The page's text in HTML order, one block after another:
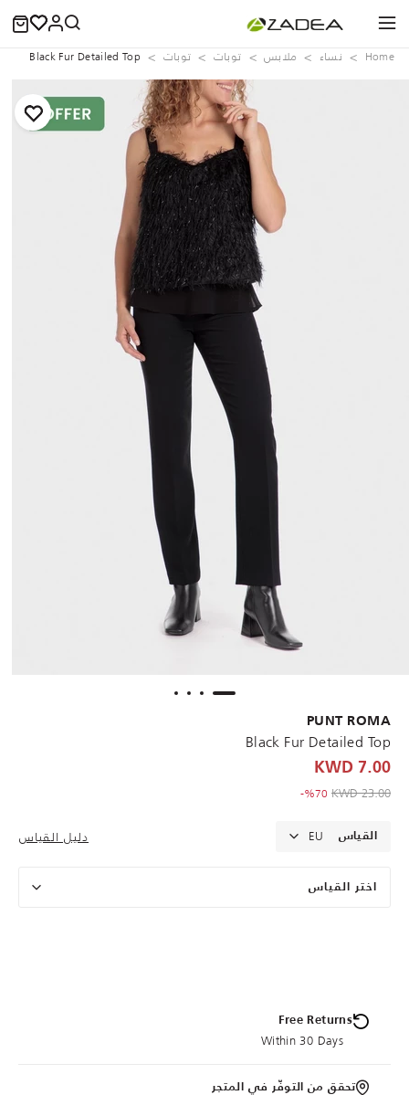
Home نساء ملابس توبات توبات Black Fur Detailed Top
PUNT ROMA
Black Fur Detailed Top
7.00 KWD
Price reduced from
23.00 KWD
to 7.00 KWD
%70-
القياس EU دليل القياس
اختر القياس
Free Returns
Within 30 Days
تحقق من التوفّر في المتجر